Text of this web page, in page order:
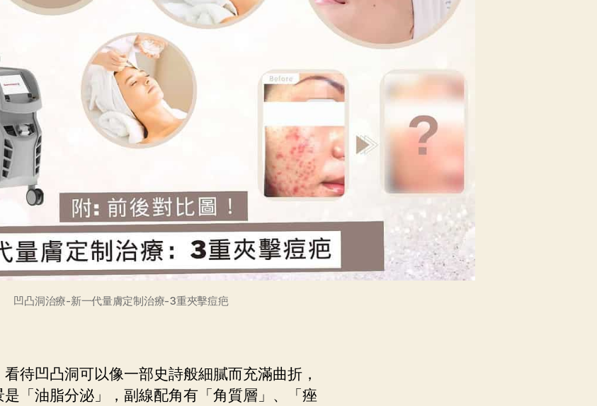
凹凸洞治療-新一代量膚定制治療-3重夾擊痘疤
待凹凸洞可以像一部史詩般細膩而充滿曲折，
「油脂分泌」，副線配角有「角質層」、「痤